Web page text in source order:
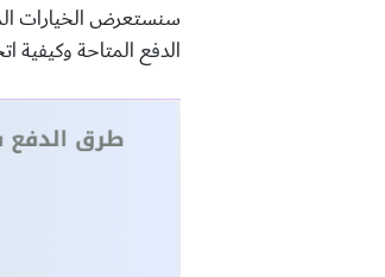
سنستعرض الخيارات
الدفع المتاحة